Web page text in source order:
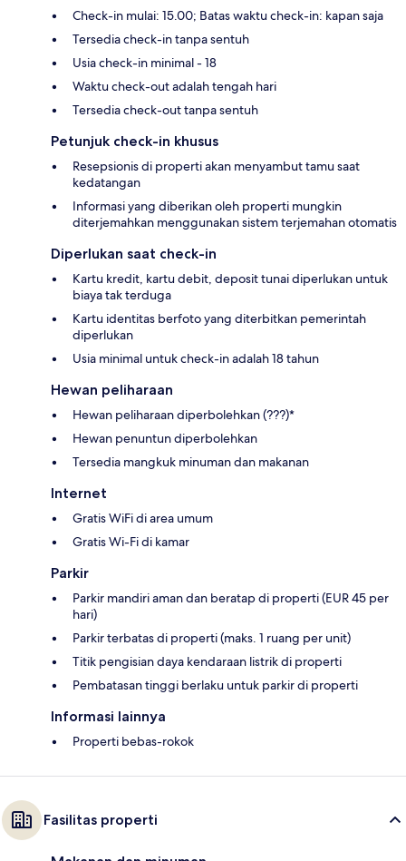
Check-in mulai: 15.00; Batas waktu check-in: kapan saja
Tersedia check-in tanpa sentuh
Usia check-in minimal - 18
Waktu check-out adalah tengah hari
Tersedia check-out tanpa sentuh
Petunjuk check-in khusus
Resepsionis di properti akan menyambut tamu saat
kedatangan
Informasi yang diberikan oleh properti mungkin
diterjemahkan menggunakan sistem terjemahan otomatis
Diperlukan saat check-in
Kartu kredit, kartu debit, deposit tunai diperlukan untuk
biaya tak terduga
Kartu identitas berfoto yang diterbitkan pemerintah
diperlukan
Usia minimal untuk check-in adalah 18 tahun
Hewan peliharaan
Hewan peliharaan diperbolehkan (???)*
Hewan penuntun diperbolehkan
Tersedia mangkuk minuman dan makanan
Internet
Gratis WiFi di area umum
Gratis Wi-Fi di kamar
Parkir
Parkir mandiri aman dan beratap di properti (EUR 45 per
hari)
Parkir terbatas di properti (maks. 1 ruang per unit)
Titik pengisian daya kendaraan listrik di properti
Pembatasan tinggi berlaku untuk parkir di properti
Informasi lainnya
Properti bebas-rokok
Fasilitas properti